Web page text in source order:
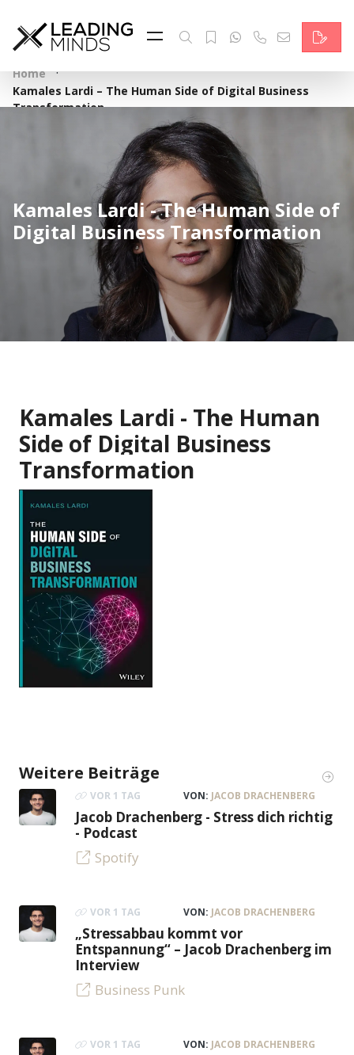
Feed & News
Reading Minds
Themen
Services
Wer wir sind
Kontakt
English
Home ·
Kamales Lardi – The Human Side of Digital Business
Transformation
Kamales Lardi - The Human Side of
Digital Business Transformation
Kamales Lardi - The Human
Side of Digital Business
Transformation
Weitere Beiträge
VOR 1 TAG VON: JACOB DRACHENBERG
Jacob Drachenberg - Stress dich richtig
- Podcast
Spotify
VOR 1 TAG VON: JACOB DRACHENBERG
„Stressabbau kommt vor
Entspannung“ – Jacob Drachenberg im
Interview
Business Punk
VOR 1 TAG VON: JACOB DRACHENBERG